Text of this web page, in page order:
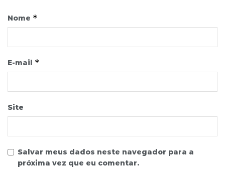
Nome *
E-mail *
Site
Salvar meus dados neste navegador para a
próxima vez que eu comentar.